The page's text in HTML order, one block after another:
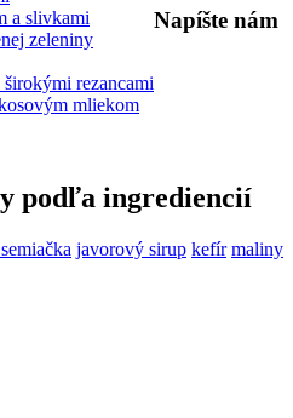
a slivkami
zeleniny
rezancami
mliekom
podľa ingrediencií
javorový sirup kefír maliny
Napíšte nám